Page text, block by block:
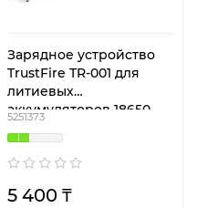
Зарядное устройство
TrustFire TR-001 для
литиевых
аккумуляторов 18650
5251373
5 400 ₸